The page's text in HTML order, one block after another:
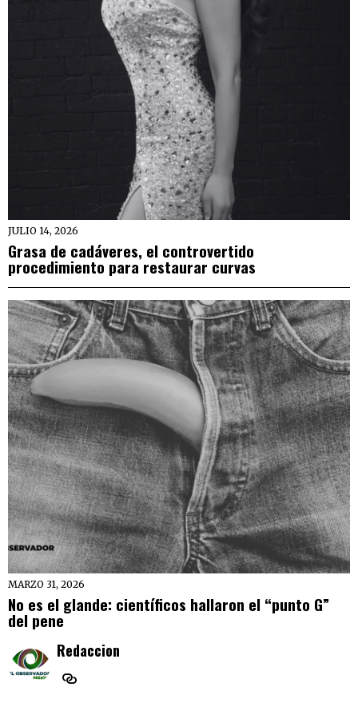
JULIO 14, 2026
Grasa de cadáveres, el controvertido
procedimiento para restaurar curvas
MARZO 31, 2026
No es el glande: científicos hallaron el “punto G”
del pene
Redaccion